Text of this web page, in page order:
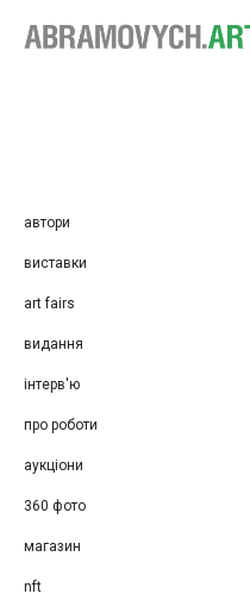
автори
виставки
art fairs
видання
інтерв'ю
про роботи
аукціони
360 фото
магазин
nft